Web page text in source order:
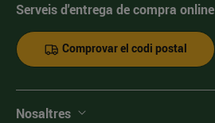
Serveis d'entrega de compra online
Comprovar el codi postal
Nosaltres